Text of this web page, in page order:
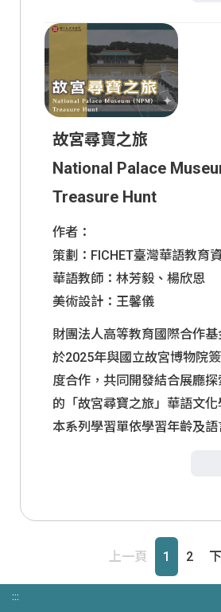
化詮釋的整合能力。沉浸於真
任務，使學習者自然整合語言
藝認知，全面深化文化理解與
學習單
兒少版(初中
級)
成人版(初中
級)
故宮尋寶之旅
National Palace
Treasure Hunt
作者：
策劃：FICHET臺灣華語教育
華語教師：林芳毅、楊欣恩
美術設計：王馨儀
財團法人高等教育國際合作基
於2025年與國立故宮博物院
度合作，共同開發結合展廳
的「故宮尋寶之旅」華語文化
本系列學習單依學習年齡及
神獸意象與互動遊戲提升學習
見的「諧音」祝福與吉祥寓
「五感體驗慢生活」，走進書
閒情雅致與生活美學；高級則
器」，從先秦祭祀至明清精
成人版(初級)
成人版(高級)上一頁 1 2
:::